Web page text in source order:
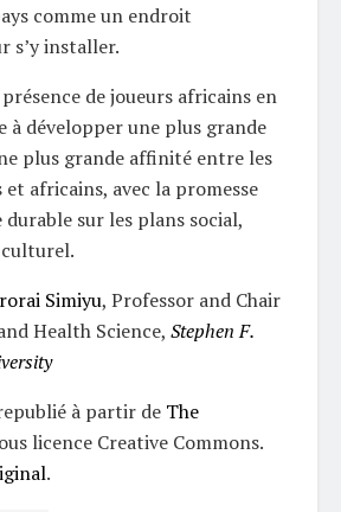
comme un endroit
s’y installer.
de joueurs africains en
à développer une plus grande
plus grande affinité entre les
africains, avec la promesse
durable sur les plans social,
Simiyu, Professor and Chair
Health Science, Stephen F.
à partir de The
licence Creative Commons.
.